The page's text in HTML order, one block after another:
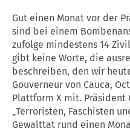
Gut einen Monat vor der
sind bei einem
zufolge mindestens 14
gibt keine Worte, die
beschreiben, den wir
Gouverneur von Cauca,
Plattform X mit. Präsident
„Terroristen, Faschisten
Gewalttat rund einen